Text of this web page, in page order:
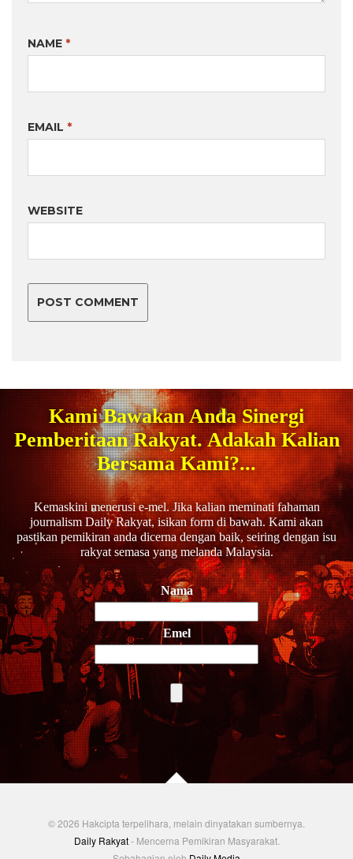
NAME *
EMAIL *
WEBSITE
Kami Bawakan Anda Sinergi
Pemberitaan Rakyat. Adakah Kalian
Bersama Kami?...
Kemaskini menerusi e-mel. Jika kalian meminati fahaman
journalism Daily Rakyat, isikan form di bawah. Kami akan
pastikan pemikiran anda dicerna dengan baik, seiring dengan isu
rakyat semasa yang melanda Malaysia.
Nama
Emel
© 2026 Hakcipta terpelihara, melain dinyatakan sumbernya.
Daily Rakyat- Mencerna Pemikiran Masyarakat.